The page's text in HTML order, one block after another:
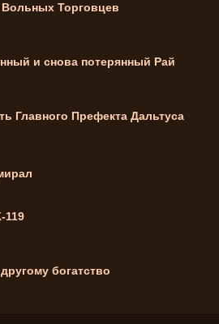
Торговцев
и снова потерянный Рай
Главного Префекта Дальтуса
119
богатство